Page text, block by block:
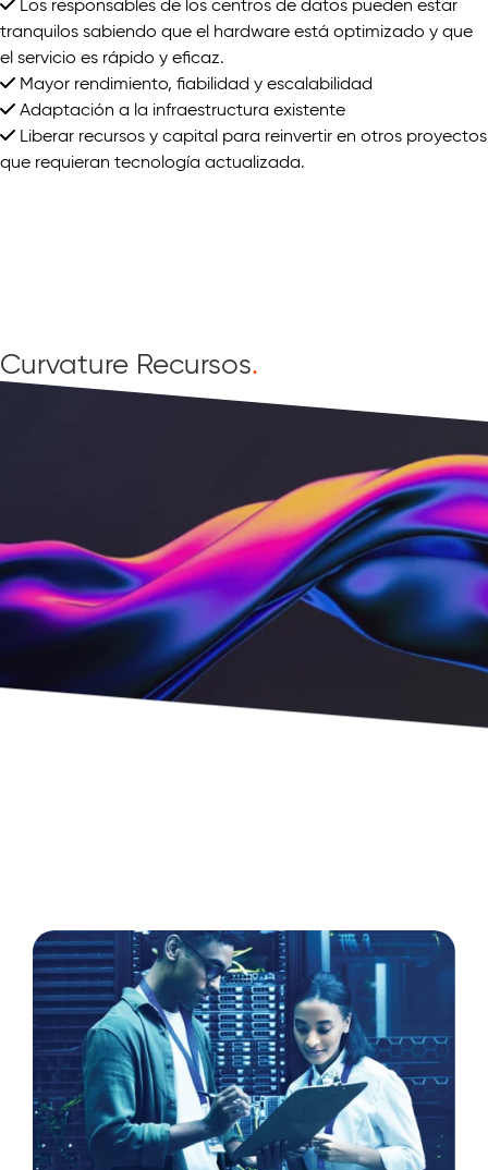
Los responsables de los centros de datos pueden estar
tranquilos sabiendo que el hardware está optimizado y que
el servicio es rápido y eficaz.
Mayor rendimiento, fiabilidad y escalabilidad
Adaptación a la infraestructura existente
Liberar recursos y capital para reinvertir en otros proyectos
que requieran tecnología actualizada.
Curvature Recursos.